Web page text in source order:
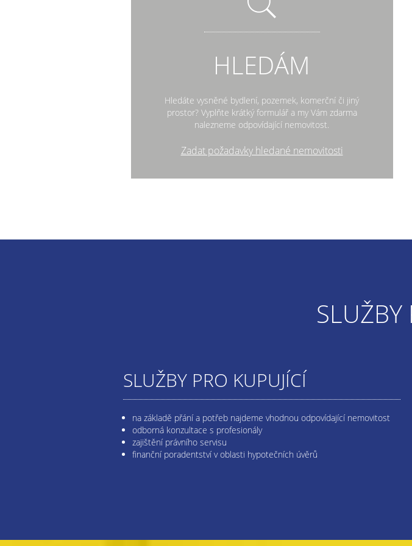
HLEDÁM
Hledáte vysněné bydlení, pozemek, komerční či jiný
prostor? Vyplňte krátký formulář a my Vám zdarma
nalezneme odpovídající nemovitost.
Zadat požadavky hledané nemovitosti
SLUŽBY
SLUŽBY PRO KUPUJÍCÍ
na základě přání a potřeb najdeme vhodnou odpovídající nemovitost
odborná konzultace s profesionály
zajištění právního servisu
finanční poradentství v oblasti hypotečních úvěrů